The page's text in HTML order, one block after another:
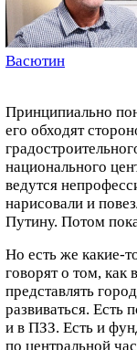
Васютин
Принципиально
его обходят
национального
ведутся
нарисовали и
Путину. Потом
Но есть же какие-
говорят о том, как
представлять
развиваться. Есть
и в ПЗЗ. Есть и
по центральной